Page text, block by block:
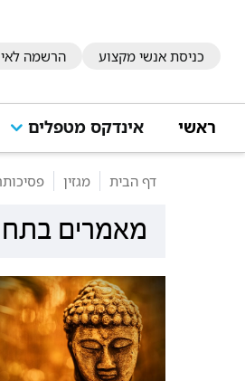
כניסת אנשי מקצוע הרשמה
ראשי אינדקס מטפלים
דף הבית מגזין
מאמרים